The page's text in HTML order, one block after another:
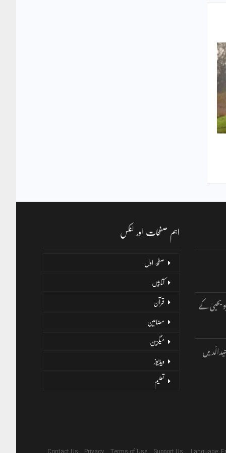
یحییٰ کے
اہم صفحات اور لنکس
صفحۂ اول
کتابیں
قرآن
مضامین
میگزین
ویڈیوز
تعلیم
Contact Us Privacy Terms of Use Support Us Language: